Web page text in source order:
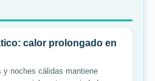
calor prolongado en
y noches cálidas mantiene